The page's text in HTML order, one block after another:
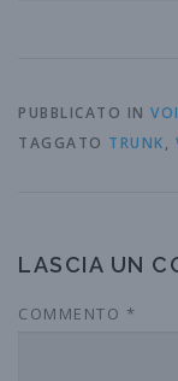
PUBBLICATO IN
TAGGATO TRUNK,
LASCIA UN
COMMENTO *